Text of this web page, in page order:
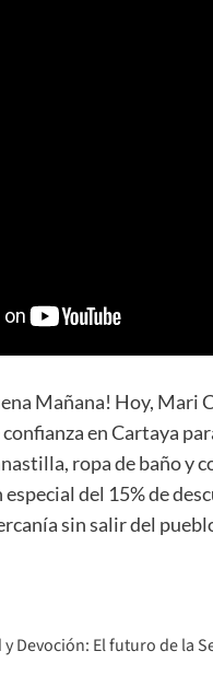
Mañana! Hoy, Mari
en Cartaya
ropa de baño y
del 15% de
sin salir del
Devoción: El futuro de la